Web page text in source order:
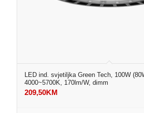
LED ind. svjetiljka Green Tech, 100W
4000~5700K, 170lm/W, dimm
209,50KM